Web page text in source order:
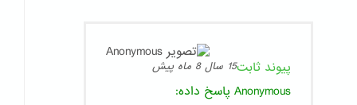
پیوند ثابت15 سال 8 ماه پیش
Anonymous پاسخ داده: